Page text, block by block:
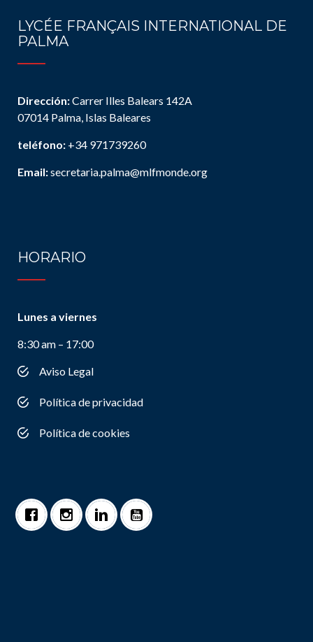
LYCÉE FRANÇAIS INTERNATIONAL DE
PALMA
Dirección:Carrer Illes Balears 142A
07014 Palma, Islas Baleares
teléfono: +34 971739260
Email:secretaria.palma@mlfmonde.org
HORARIO
Lunes a viernes
8:30 am – 17:00
Aviso Legal
Política de privacidad
Política de cookies